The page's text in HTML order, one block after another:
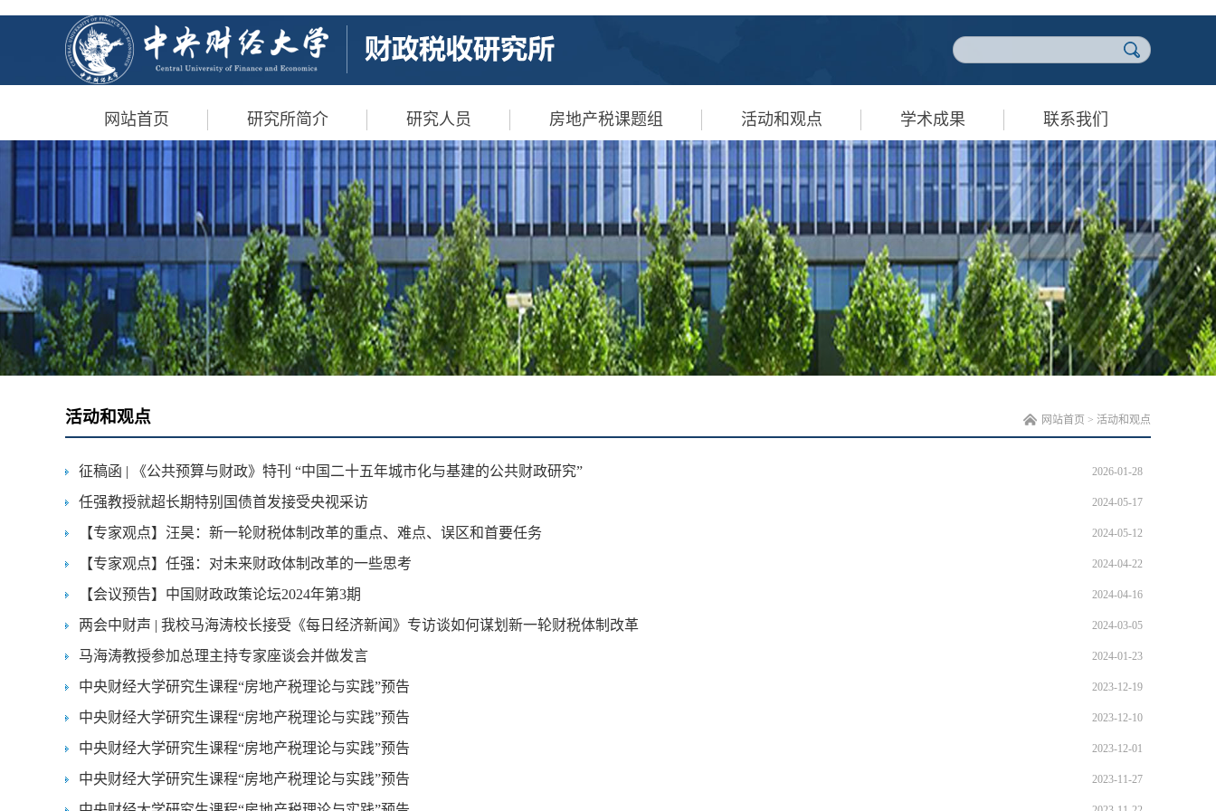
网站首页 研究所简介 研究人员 房地产税课题组 活动和观点 学术成果 联系我们
活动和观点 网站首页 > 活动和观点
征稿函 | 《公共预算与财政》特刊 “中国二十五年城市化与基建的公共财政研究” 2026-01-28
任强教授就超长期特别国债首发接受央视采访 2024-05-17
【专家观点】汪昊：新一轮财税体制改革的重点、难点、误区和首要任务 2024-05-12
【专家观点】任强：对未来财政体制改革的一些思考 2024-04-22
【会议预告】中国财政政策论坛2024年第3期 2024-04-16
两会中财声 | 我校马海涛校长接受《每日经济新闻》专访谈如何谋划新一轮财税体制改革 2024-03-05
马海涛教授参加总理主持专家座谈会并做发言 2024-01-23
中央财经大学研究生课程“房地产税理论与实践”预告 2023-12-19
中央财经大学研究生课程“房地产税理论与实践”预告 2023-12-10
中央财经大学研究生课程“房地产税理论与实践”预告 2023-12-01
中央财经大学研究生课程“房地产税理论与实践”预告 2023-11-27